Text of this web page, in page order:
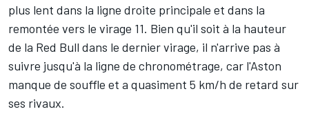
plus lent dans la ligne droite principale et dans la
remontée vers le virage 11. Bien qu'il soit à la hauteur
de la Red Bull dans le dernier virage, il n'arrive pas à
suivre jusqu'à la ligne de chronométrage, car l'Aston
manque de souffle et a quasiment 5 km/h de retard sur
ses rivaux.